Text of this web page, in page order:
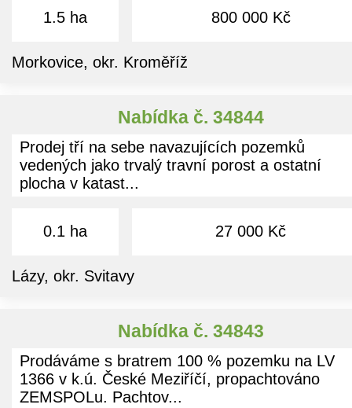
1.5 ha 800 000 Kč
Morkovice, okr. Kroměříž
Nabídka č. 34844
Prodej tří na sebe navazujících pozemků
vedených jako trvalý travní porost a ostatní
plocha v katast...
0.1 ha 27 000 Kč
Lázy, okr. Svitavy
Nabídka č. 34843
Prodáváme s bratrem 100 % pozemku na LV
1366 v k.ú. České Meziříčí, propachtováno
ZEMSPOLu. Pachtov...